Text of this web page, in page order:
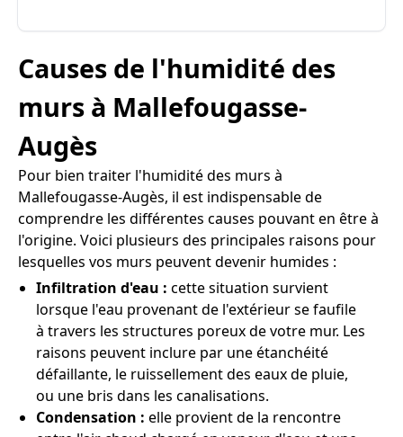
Causes de l'humidité des
murs à Mallefougasse-
Augès
Pour bien traiter l'humidité des murs à
Mallefougasse-Augès, il est indispensable de
comprendre les différentes causes pouvant en être à
l'origine. Voici plusieurs des principales raisons pour
lesquelles vos murs peuvent devenir humides :
Infiltration d'eau : cette situation survient
lorsque l'eau provenant de l'extérieur se faufile
à travers les structures poreux de votre mur. Les
raisons peuvent inclure par une étanchéité
défaillante, le ruissellement des eaux de pluie,
ou une bris dans les canalisations.
Condensation : elle provient de la rencontre